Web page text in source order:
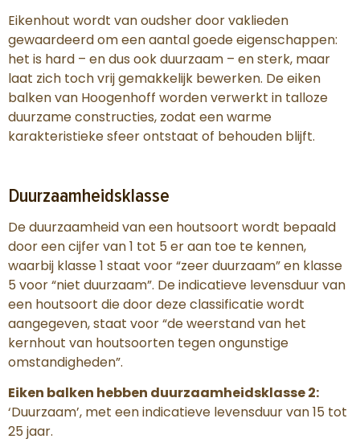
Eikenhout wordt van oudsher door vaklieden
gewaardeerd om een aantal goede eigenschappen:
het is hard – en dus ook duurzaam – en sterk, maar
laat zich toch vrij gemakkelijk bewerken. De eiken
balken van Hoogenhoff worden verwerkt in talloze
duurzame constructies, zodat een warme
karakteristieke sfeer ontstaat of behouden blijft.
Duurzaamheidsklasse
De duurzaamheid van een houtsoort wordt bepaald
door een cijfer van 1 tot 5 er aan toe te kennen,
waarbij klasse 1 staat voor “zeer duurzaam” en klasse
5 voor “niet duurzaam”. De indicatieve levensduur van
een houtsoort die door deze classificatie wordt
aangegeven, staat voor “de weerstand van het
kernhout van houtsoorten tegen ongunstige
omstandigheden”.
Eiken balken hebben duurzaamheidsklasse 2:
‘Duurzaam’, met een indicatieve levensduur van 15 tot
25 jaar.